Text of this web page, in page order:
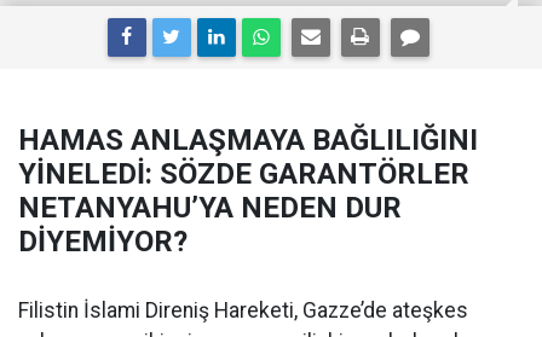
HAMAS ANLAŞMAYA BAĞLILIĞINI
YİNELEDİ: SÖZDE GARANTÖRLER
NETANYAHU’YA NEDEN DUR
DİYEMİYOR?
Filistin İslami Direniş Hareketi, Gazze’de ateşkes